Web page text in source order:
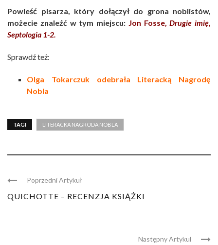
Powieść pisarza, który dołączył do grona noblistów,
możecie znaleźć w tym miejscu: Jon Fosse,Drugie imię,
Septologia 1-2.
Sprawdź też:
Olga Tokarczuk odebrała Literacką Nagrodę
Nobla
TAGI LITERACKA NAGRODA NOBLA
Poprzedni Artykuł
QUICHOTTE – RECENZJA KSIĄŻKI
Następny Artykul